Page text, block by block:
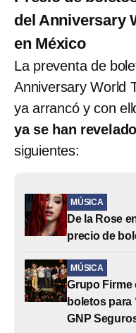
del Anniversary
en México
La preventa de
Anniversary World
ya arrancó y con
ya se han revelado
siguientes:
MÚSICA
De la Rose
precio de
MÚSICA
Grupo Firme
boletos para
GNP